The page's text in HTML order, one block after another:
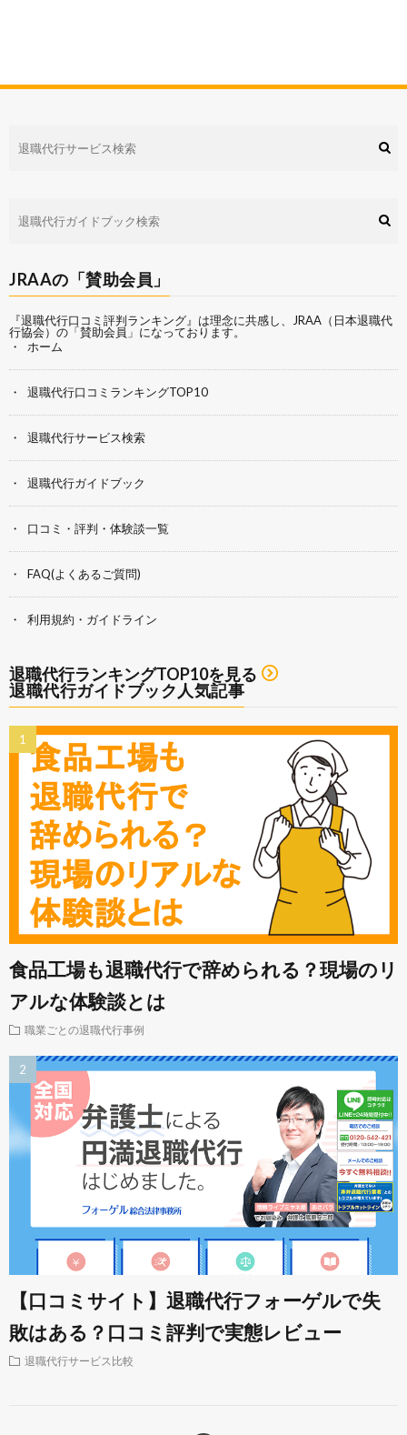
JRAAの「賛助会員」
『退職代行口コミ評判ランキング』は理念に共感し、
JRAA（日本退職代
行協会） の「賛助会員」になっております。
ホーム
退職代行口コミランキングTOP10
退職代行サービス検索
退職代行ガイドブック
口コミ・評判・体験談一覧
FAQ(よくあるご質問)
利用規約・ガイドライン
退職代行ランキングTOP10を見る
退職代行ガイドブック人気記事
食品工場も退職代行で辞められる？現場のリ
アルな体験談とは
職業ごとの退職代行事例
【口コミサイト】退職代行フォーゲルで失
敗はある？口コミ評判で実態レビュー
退職代行サービス比較